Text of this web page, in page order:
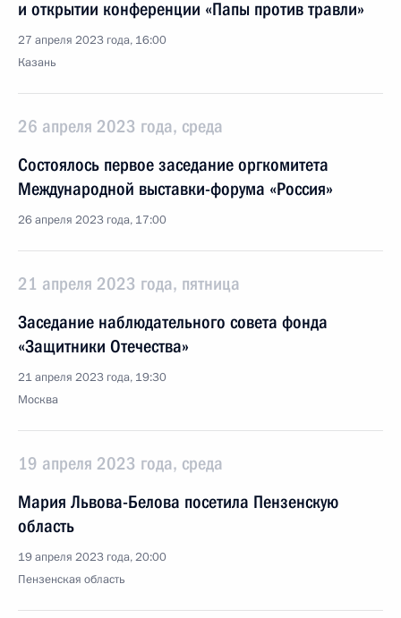
и открытии конференции «Папы против травли»
27 апреля 2023 года, 16:00
Казань
26 апреля 2023 года, среда
Состоялось первое заседание оргкомитета
Международной выставки-форума «Россия»
26 апреля 2023 года, 17:00
21 апреля 2023 года, пятница
Заседание наблюдательного совета фонда
«Защитники Отечества»
21 апреля 2023 года, 19:30
Москва
19 апреля 2023 года, среда
Мария Львова-Белова посетила Пензенскую
область
19 апреля 2023 года, 20:00
Пензенская область